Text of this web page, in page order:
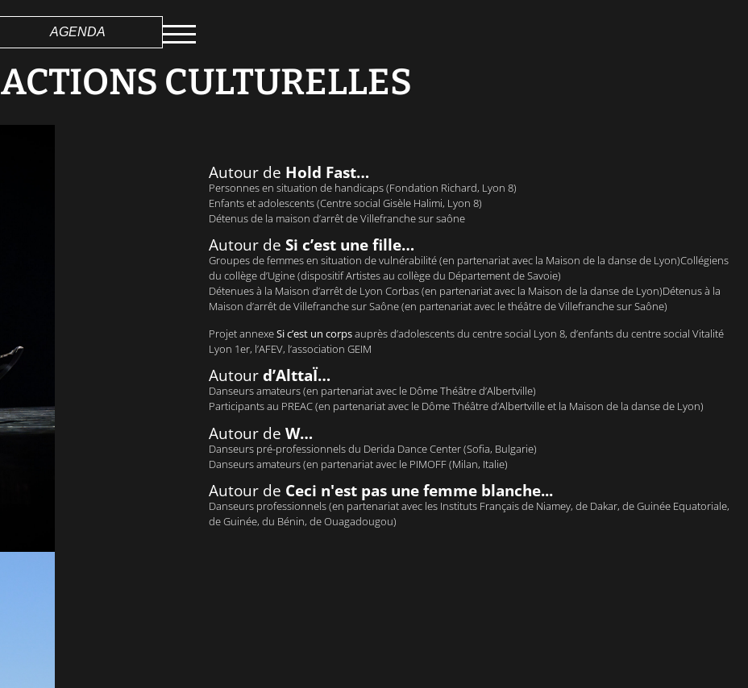
AGENDA
ACTIONS CULTURELLES
Autour de Hold Fast…
Personnes en situation de handicaps (Fondation Richard, Lyon 8)
Enfants et adolescents (Centre social Gisèle Halimi, Lyon 8)
Détenus de la maison d’arrêt de Villefranche sur saône
Autour deSi c’est une fille…
Groupes de femmes en situation de vulnérabilité (en partenariat avec la Maison de la danse de Lyon)Collégiens
du collège d’Ugine (dispositif Artistes au collège du Département de Savoie)
Détenues à la Maison d’arrêt de Lyon Corbas (en partenariat avec la Maison de la danse de Lyon)Détenus à la
Maison d’arrêt de Villefranche sur Saône (en partenariat avec le théâtre de Villefranche sur Saône)
Projet annexeSi c’est un corpsauprès d’adolescents du centre social Lyon 8, d’enfants du centre social Vitalité
Lyon 1er, l’AFEV, l’association GEIM
Autourd’AlttaÏ…
Danseurs amateurs (en partenariat avec le Dôme Théâtre d’Albertville)
Participants au PREAC (en partenariat avec le Dôme Théâtre d’Albertville et la Maison de la danse de Lyon)
Autour deW…
Danseurs pré-professionnels du Derida Dance Center (Sofia, Bulgarie)
Danseurs amateurs (en partenariat avec le PIMOFF (Milan, Italie)
Autour de Ceci n'est pas une femme blanche...
Danseurs professionnels (en partenariat avec les Instituts Français de Niamey, de Dakar, de Guinée Equatoriale,
de Guinée, du Bénin, de Ouagadougou)